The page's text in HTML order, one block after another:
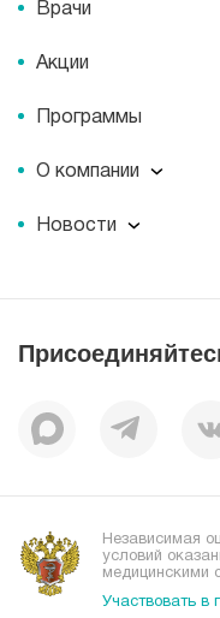
Врачи
Акции
Программы
О компании
О компании
Пациентам
Миссия
Корпоративная
Наши преимущества
Новости
Пресс-центр
Независимая
условий
медицинскими
Участвовать в